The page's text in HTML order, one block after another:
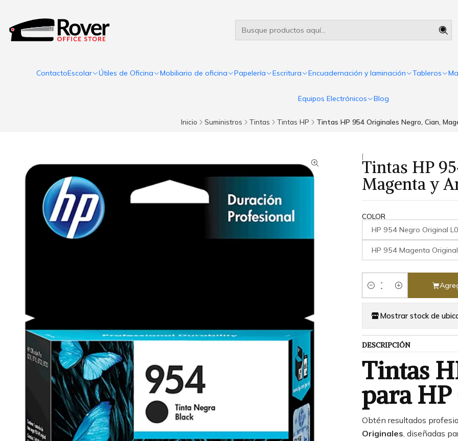
ContactoEscolar Útiles de Oficina Mobiliario de oficina Papelería Escritura Encuadernación y laminación Tableros
Equipos Electrónicos Blog
Inicio Suministros Tintas Tintas HP Tintas HP 954 Originales Negro, Cian,
|
Tintas HP
Magenta y
COLOR
HP 954 Negro Original
HP 954 Magenta
Cantidad
Mostrar stock de
DESCRIPCIÓN
Tintas
para
Obtén resultados
Originales, diseñadas